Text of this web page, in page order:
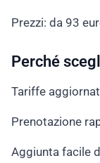
Prezzi: da 93
Perché
Tariffe
Prenotazione
Aggiunta facile